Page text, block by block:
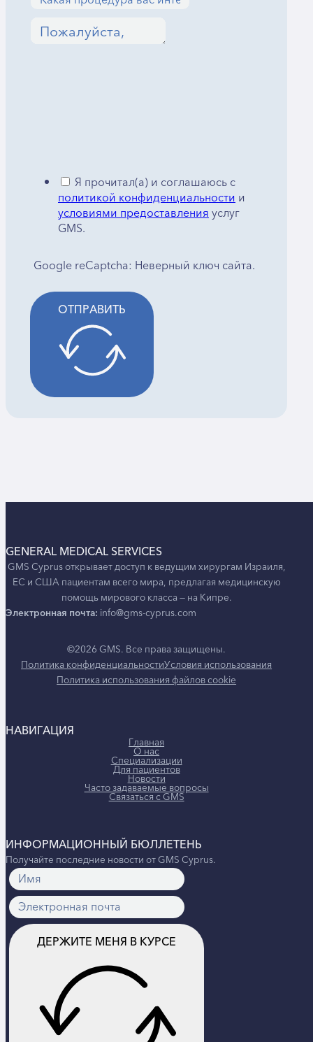
Я прочитал(а) и соглашаюсь с
политикой конфиденциальностии
условиями предоставленияуслуг
GMS.
Google reCaptcha: Неверный ключ сайта.
ОТПРАВИТЬ
GENERAL MEDICAL SERVICES
GMS Cyprus открывает доступ к ведущим хирургам Израиля,
ЕС и США пациентам всего мира, предлагая медицинскую
помощь мирового класса — на Кипре.
Электронная почта: info@gms-cyprus.com
©2026 GMS. Все права защищены.
Политика конфиденциальностиУсловия использования
Политика использования файлов cookie
НАВИГАЦИЯ
Главная
О нас
Специализации
Для пациентов
Новости
Часто задаваемые вопросы
Связаться с GMS
ИНФОРМАЦИОННЫЙ БЮЛЛЕТЕНЬ
Получайте последние новости от GMS Cyprus.
ДЕРЖИТЕ МЕНЯ В КУРСЕ